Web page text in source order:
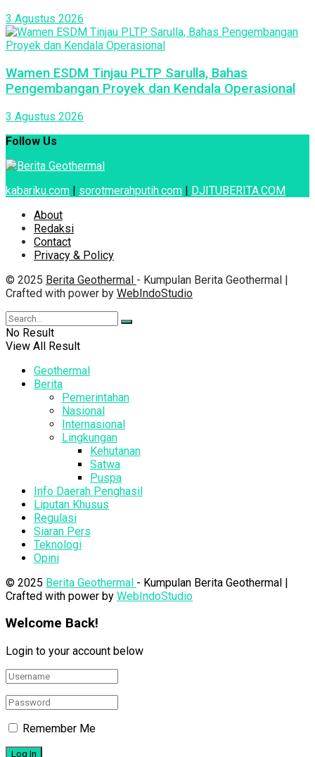
3 Agustus 2026
Wamen ESDM Tinjau PLTP Sarulla, Bahas
Pengembangan Proyek dan Kendala Operasional
3 Agustus 2026
Follow Us
kabariku.com | sorotmerahputih.com | DJITUBERITA.COM
About
Redaksi
Contact
Privacy & Policy
© 2025 Berita Geothermal - Kumpulan Berita Geothermal |
Crafted with power by WebIndoStudio
No Result
View All Result
Geothermal
Berita
Pemerintahan
Nasional
Internasional
Lingkungan
Kehutanan
Satwa
Puspa
Info Daerah Penghasil
Liputan Khusus
Regulasi
Siaran Pers
Teknologi
Opini
© 2025 Berita Geothermal - Kumpulan Berita Geothermal |
Crafted with power by WebIndoStudio
Welcome Back!
Login to your account below
Remember Me